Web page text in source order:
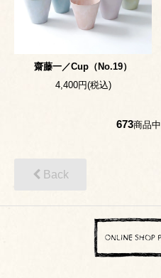
齋藤一／Cup（No.19）
4,400円(税込)
673商品中
Back